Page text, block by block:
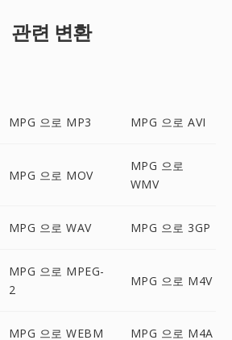
관련 변환
MPG 으로 MP3 MPG 으로 AVI
MPG 으로 MOV
MPG 으로
WMV
MPG 으로 WAV MPG 으로 3GP
MPG 으로 MPEG-
2
MPG 으로 M4V
MPG 으로 WEBM MPG 으로 M4A